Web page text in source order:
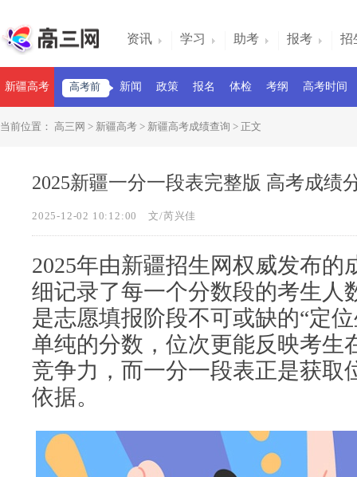
资讯 学习 助考 报考 招
新疆高考 高考前 新闻 政策 报名 体检 考纲 高考时间
当前位置： 高三网 > 新疆高考 > 新疆高考成绩查询 > 正文
2025新疆一分一段表完整版 高考成绩
2025-12-02 10:12:00 文/芮兴佳
2025年由新疆招生网权威发布的
细记录了每一个分数段的考生人
是志愿填报阶段不可或缺的“定
单纯的分数，位次更能反映考生
竞争力，而一分一段表正是获取
依据。